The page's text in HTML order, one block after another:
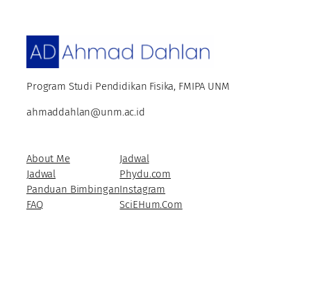
Program Studi Pendidikan Fisika, FMIPA UNM
ahmaddahlan@unm.ac.id
About Me
Jadwal
Panduan Bimbingan
FAQ
Jadwal
Phydu.com
Instagram
SciEHum.Com